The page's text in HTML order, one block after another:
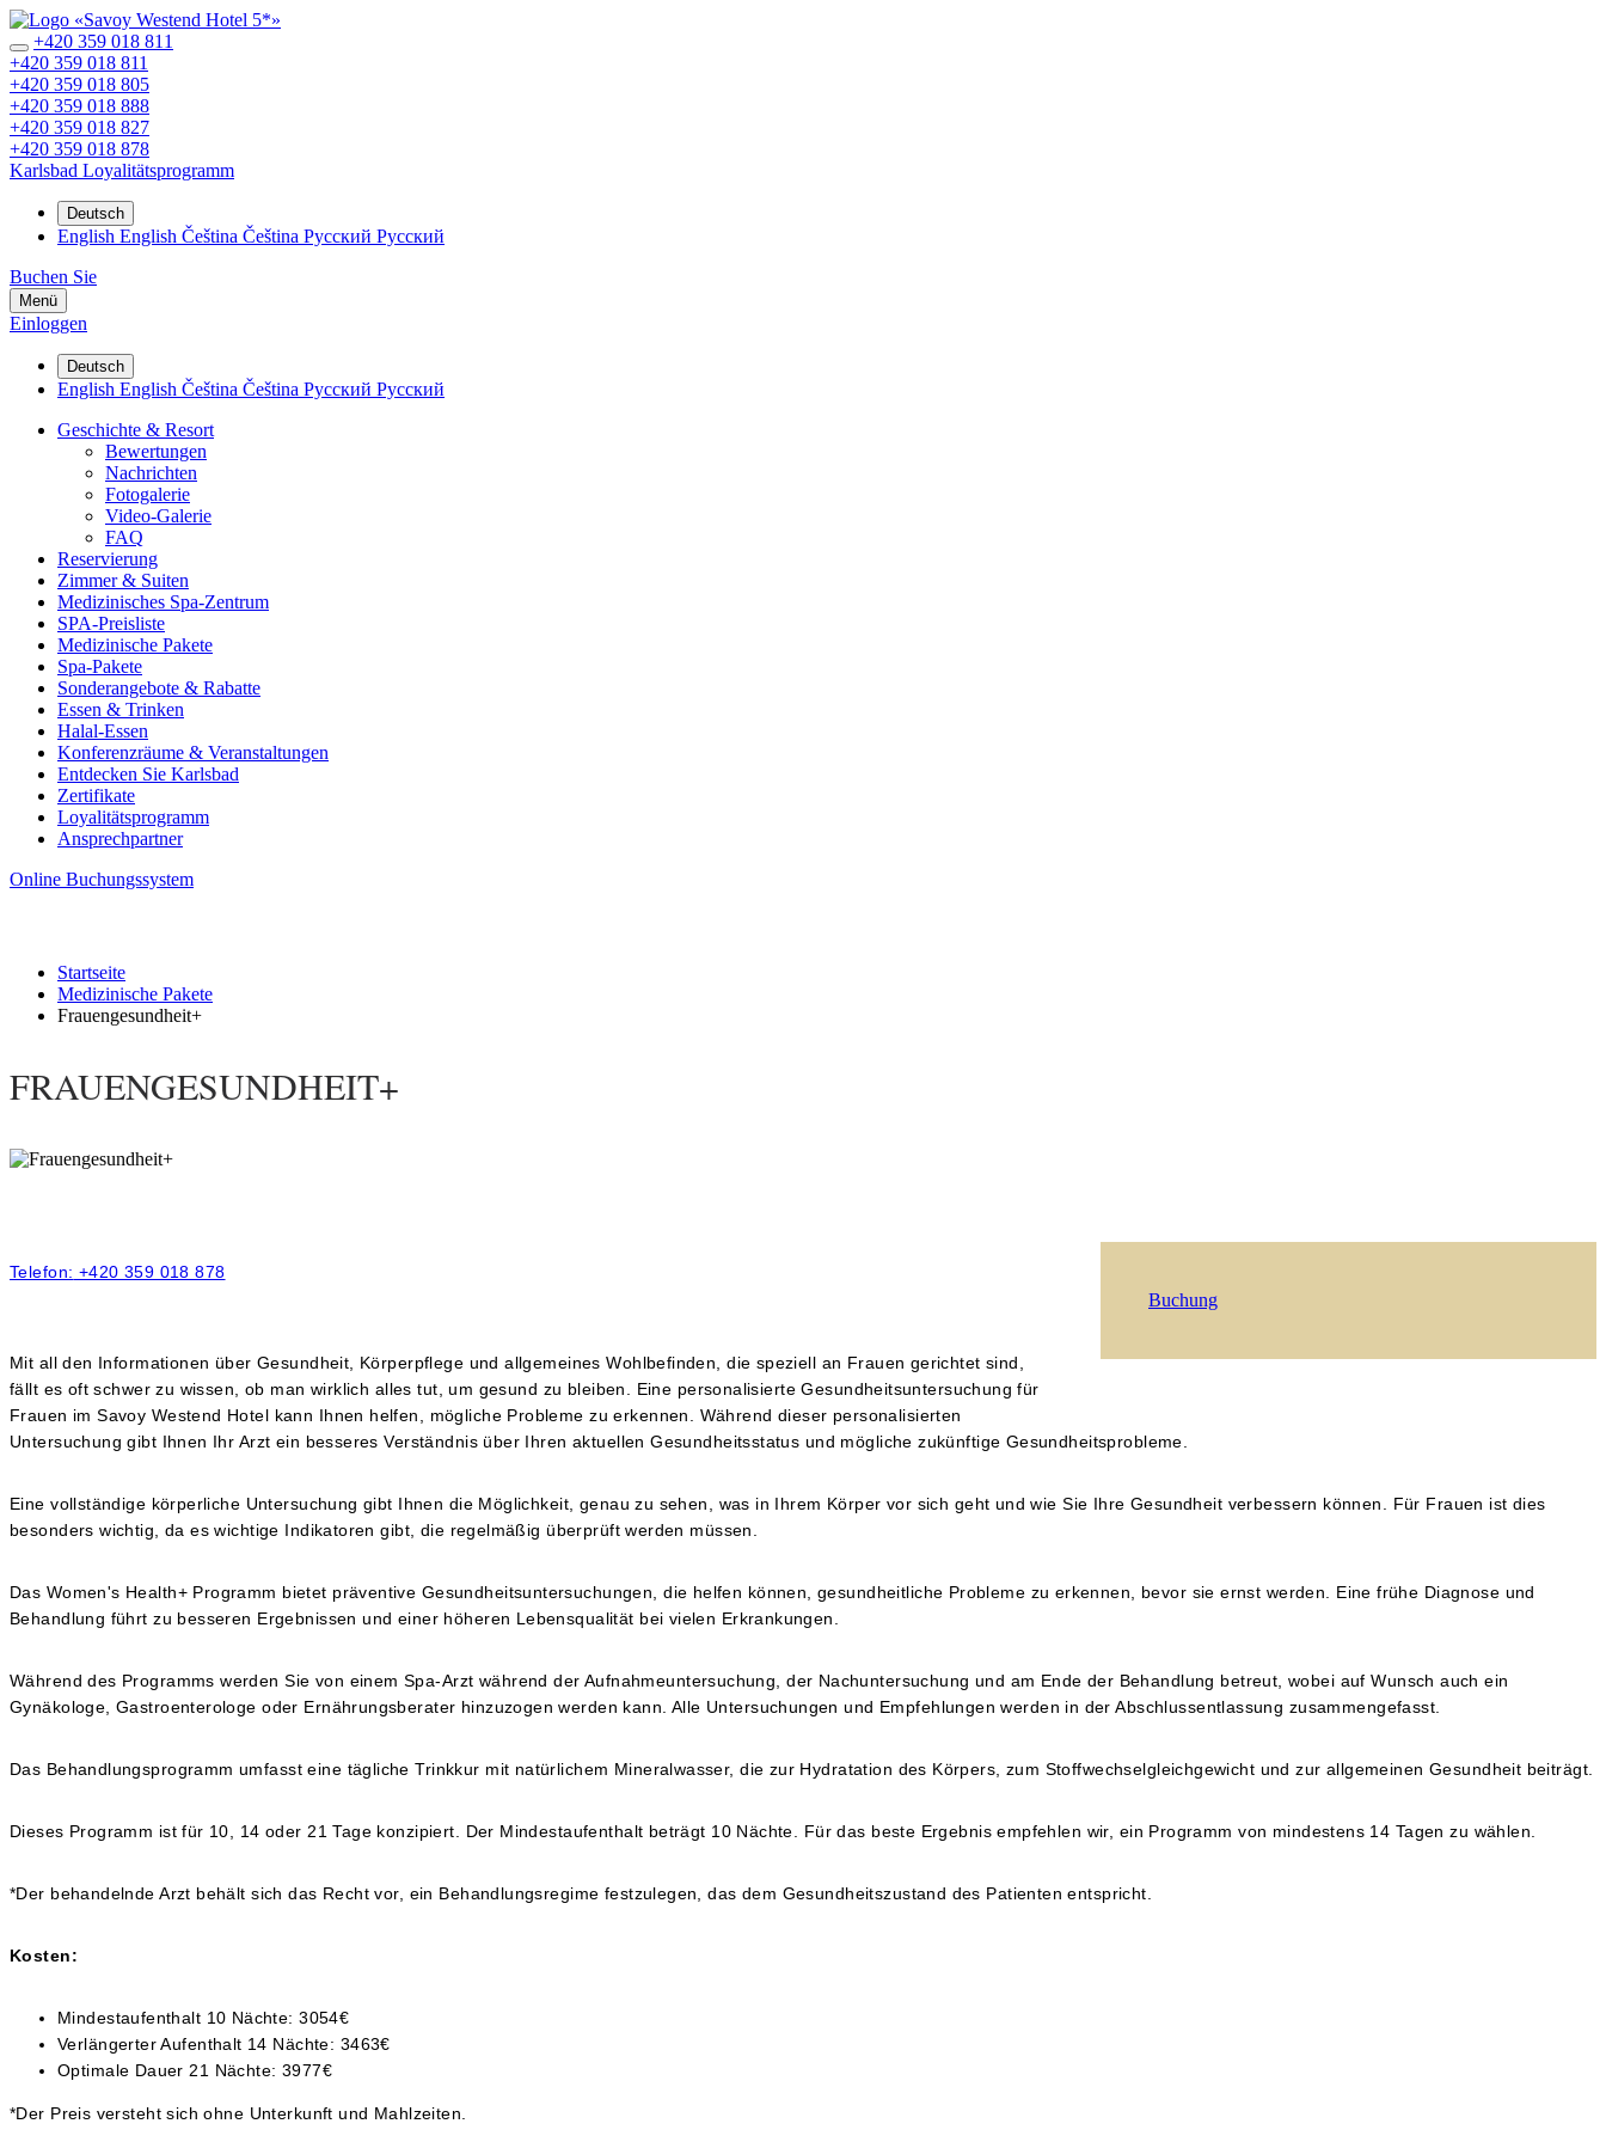
+420 359 018 811
+420 359 018 811
+420 359 018 805
+420 359 018 888
+420 359 018 827
+420 359 018 878
Karlsbad Loyalitätsprogramm
Deutsch
English English Čeština Čeština Русский Русский
Buchen Sie
Menü
Einloggen
Deutsch
English English Čeština Čeština Русский Русский
Geschichte & Resort
Bewertungen
Nachrichten
Fotogalerie
Video-Galerie
FAQ
Reservierung
Zimmer & Suiten
Medizinisches Spa-Zentrum
SPA-Preisliste
Medizinische Pakete
Spa-Pakete
Sonderangebote & Rabatte
Essen & Trinken
Halal-Essen
Konferenzräume & Veranstaltungen
Entdecken Sie Karlsbad
Zertifikate
Loyalitätsprogramm
Ansprechpartner
Online Buchungssystem
Startseite
Medizinische Pakete
Frauengesundheit+
FRAUENGESUNDHEIT+
Buchung
Telefon: +420 359 018 878
Mit all den Informationen über Gesundheit, Körperpflege und allgemeines Wohlbefinden, die speziell an Frauen gerichtet sind,
fällt es oft schwer zu wissen, ob man wirklich alles tut, um gesund zu bleiben. Eine personalisierte Gesundheitsuntersuchung für
Frauen im Savoy Westend Hotel kann Ihnen helfen, mögliche Probleme zu erkennen. Während dieser personalisierten
Untersuchung gibt Ihnen Ihr Arzt ein besseres Verständnis über Ihren aktuellen Gesundheitsstatus und mögliche zukünftige Gesundheitsprobleme.
Eine vollständige körperliche Untersuchung gibt Ihnen die Möglichkeit, genau zu sehen, was in Ihrem Körper vor sich geht und wie Sie Ihre Gesundheit verbessern können. Für Frauen ist dies
besonders wichtig, da es wichtige Indikatoren gibt, die regelmäßig überprüft werden müssen.
Das Women's Health+ Programm bietet präventive Gesundheitsuntersuchungen, die helfen können, gesundheitliche Probleme zu erkennen, bevor sie ernst werden. Eine frühe Diagnose und
Behandlung führt zu besseren Ergebnissen und einer höheren Lebensqualität bei vielen Erkrankungen.
Während des Programms werden Sie von einem Spa-Arzt während der Aufnahmeuntersuchung, der Nachuntersuchung und am Ende der Behandlung betreut, wobei auf Wunsch auch ein
Gynäkologe, Gastroenterologe oder Ernährungsberater hinzuzogen werden kann. Alle Untersuchungen und Empfehlungen werden in der Abschlussentlassung zusammengefasst.
Das Behandlungsprogramm umfasst eine tägliche Trinkkur mit natürlichem Mineralwasser, die zur Hydratation des Körpers, zum Stoffwechselgleichgewicht und zur allgemeinen Gesundheit beiträgt.
Dieses Programm ist für 10, 14 oder 21 Tage konzipiert. Der Mindestaufenthalt beträgt 10 Nächte. Für das beste Ergebnis empfehlen wir, ein Programm von mindestens 14 Tagen zu wählen.
*Der behandelnde Arzt behält sich das Recht vor, ein Behandlungsregime festzulegen, das dem Gesundheitszustand des Patienten entspricht.
Kosten:
Mindestaufenthalt 10 Nächte: 3054€
Verlängerter Aufenthalt 14 Nächte: 3463€
Optimale Dauer 21 Nächte: 3977€
*Der Preis versteht sich ohne Unterkunft und Mahlzeiten.